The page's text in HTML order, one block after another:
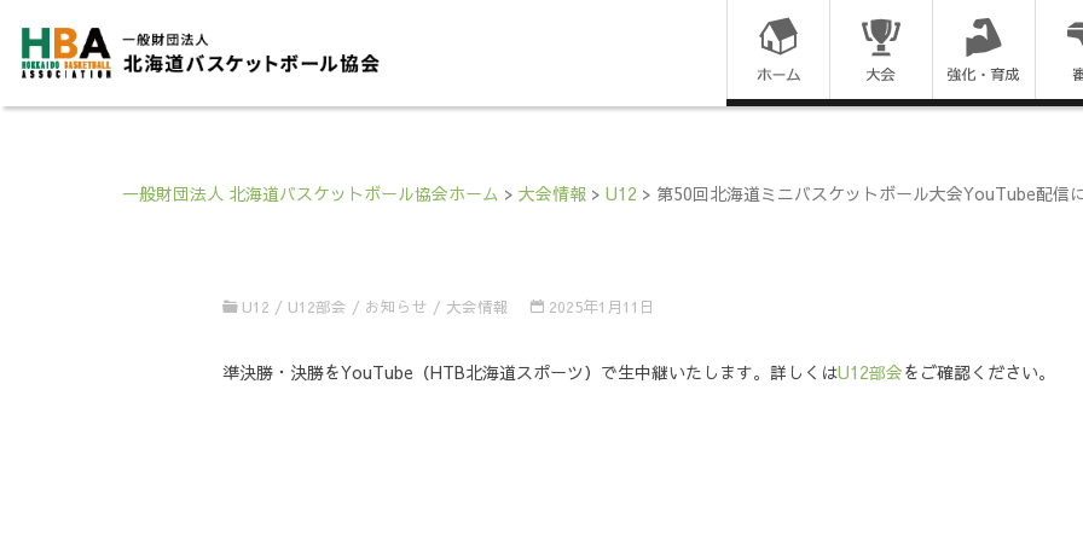
コ
ン
キ
一般財団法人 北海道バスケットボール協会ホーム > 大会情報> U12 > 第50回北海道ミニバスケットボール大会YouTube配信
U12 / U12部会 / お知らせ / 大会情報 2025年1月11日
準決勝・決勝をYouTube（HTB北海道スポーツ）で生中継いたします。詳しくはU12部会をご確認ください。